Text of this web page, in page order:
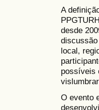
A
desde
local,
possíveis
O evento